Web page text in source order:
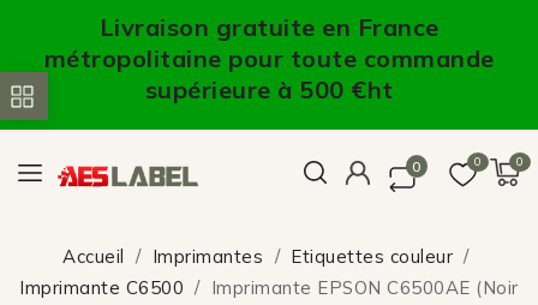
Livraison gratuite en France
métropolitaine pour toute commande
supérieure à 500 €ht
0
0
0
Accueil Imprimantes
Etiquettes couleur
Imprimante C6500
Imprimante EPSON C6500AE (Noir